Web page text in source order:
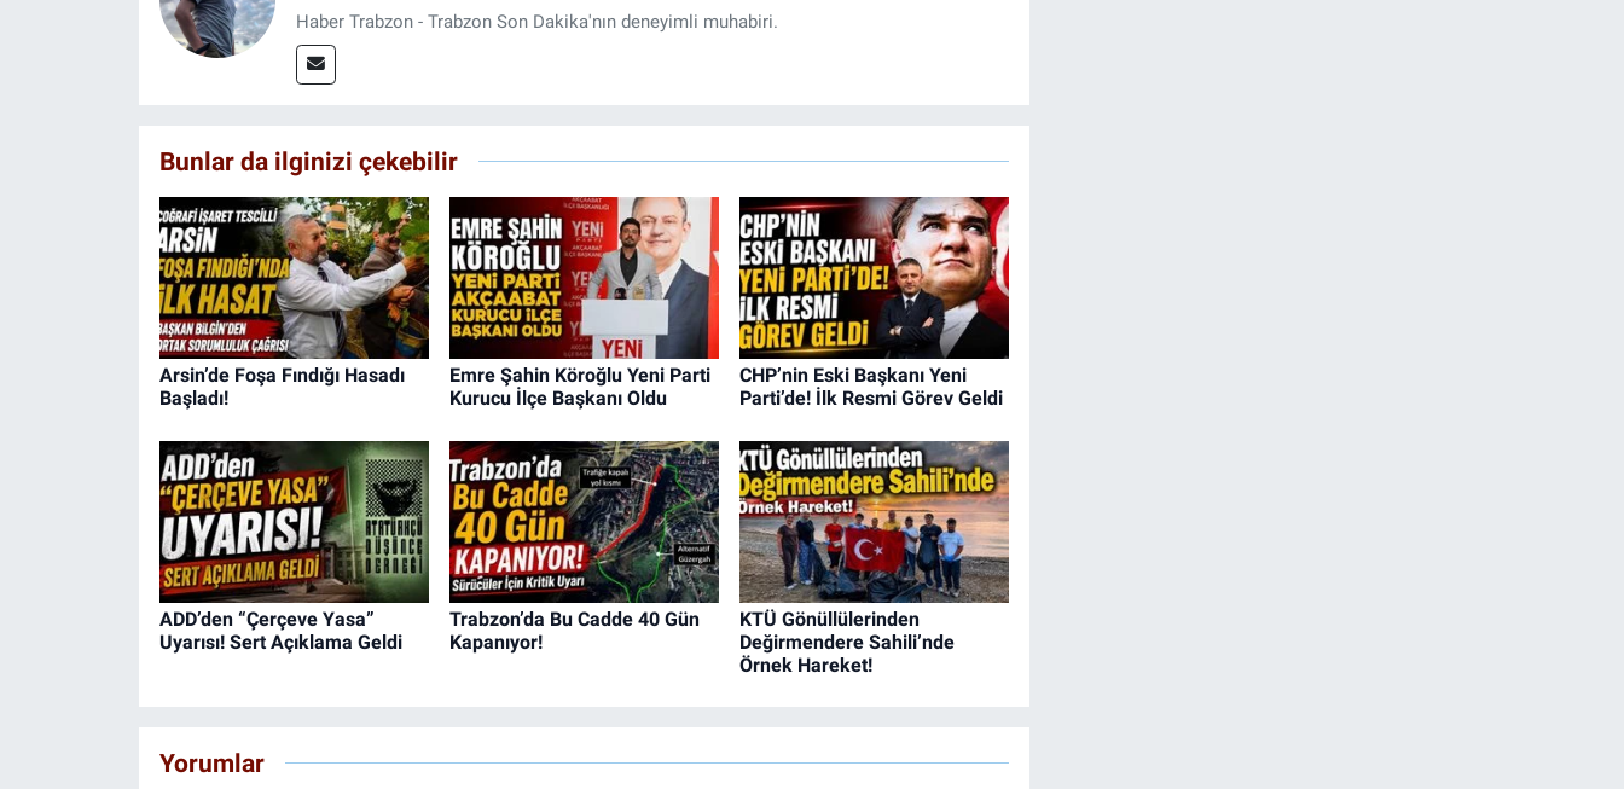
Haber Trabzon - Trabzon Son Dakika'nın deneyimli muhabiri.
Bunlar da ilginizi çekebilir
Arsin’de Foşa Fındığı Hasadı
Başladı!
Emre Şahin Köroğlu Yeni Parti
Kurucu İlçe Başkanı Oldu
CHP’nin Eski Başkanı Yeni
Parti’de! İlk Resmi Görev Geldi
ADD’den “Çerçeve Yasa”
Uyarısı! Sert Açıklama Geldi
Trabzon’da Bu Cadde 40 Gün
Kapanıyor!
KTÜ Gönüllülerinden
Değirmendere Sahili’nde
Örnek Hareket!
Yorumlar